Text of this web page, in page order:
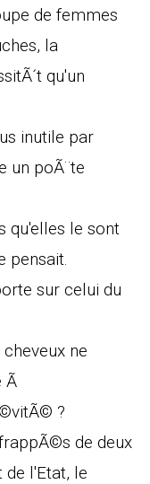
de femmes
la
qu'un
inutile par
un poÃ¨te
qu'elles le sont
pensait.
sur celui du
ne
Ã
?
de deux
de l'Etat, le